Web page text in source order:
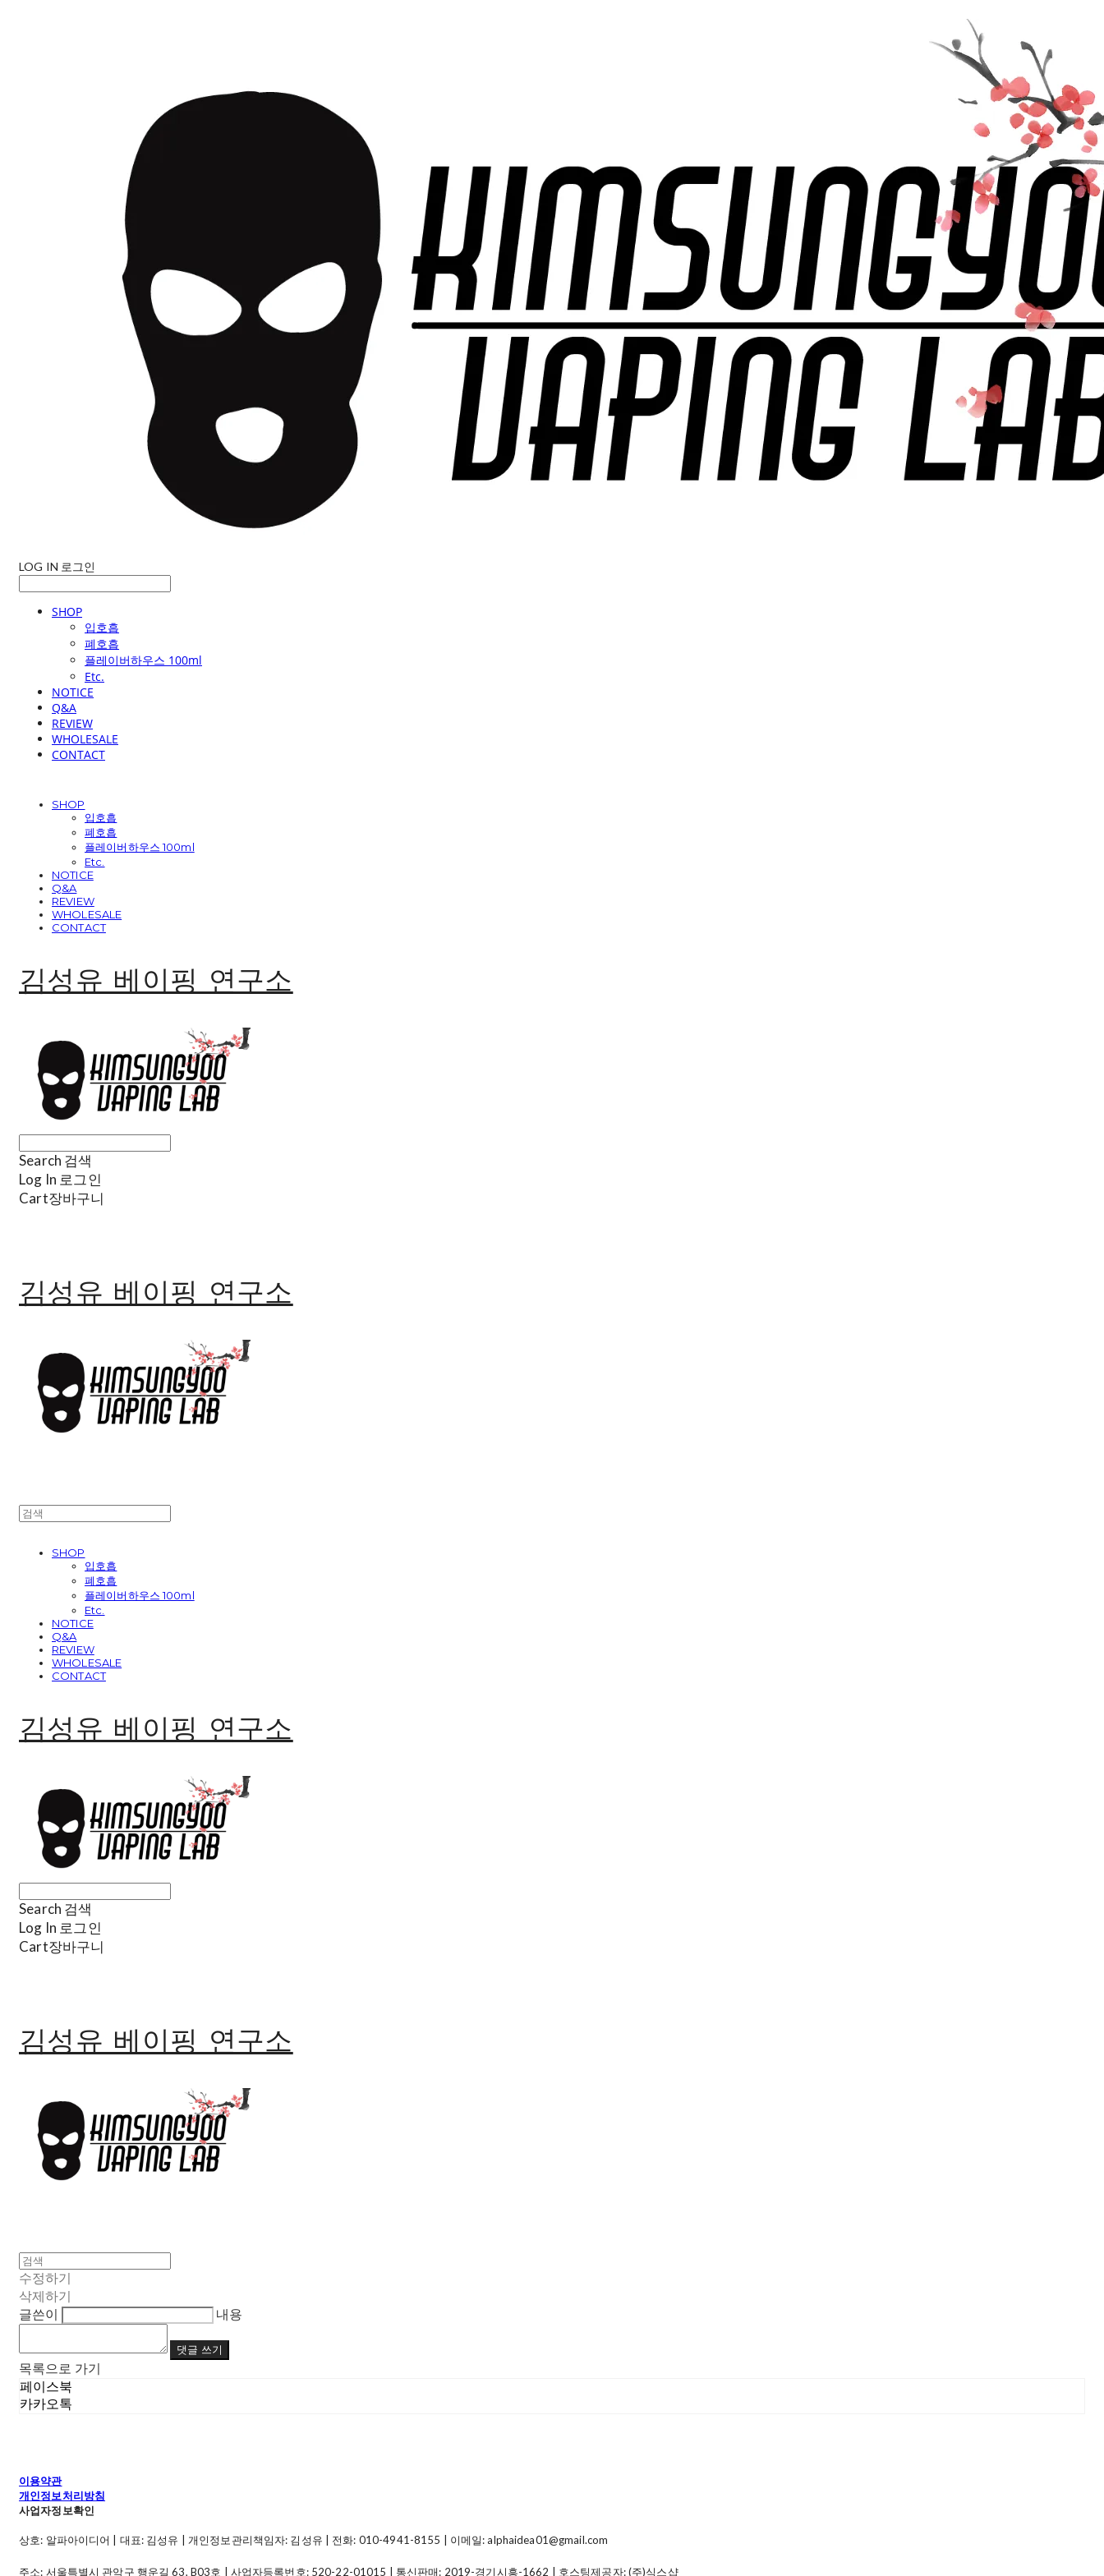
LOG IN 로그인
SHOP
입호흡
폐호흡
플레이버하우스 100ml
Etc.
NOTICE
Q&A
REVIEW
WHOLESALE
CONTACT
SHOP
입호흡
폐호흡
플레이버하우스 100ml
Etc.
NOTICE
Q&A
REVIEW
WHOLESALE
CONTACT
김성유 베이핑 연구소
Search 검색
Log In 로그인
Cart장바구니
김성유 베이핑 연구소
SHOP
입호흡
폐호흡
플레이버하우스 100ml
Etc.
NOTICE
Q&A
REVIEW
WHOLESALE
CONTACT
김성유 베이핑 연구소
Search 검색
Log In 로그인
Cart장바구니
김성유 베이핑 연구소
수정하기
삭제하기
글쓴이
내용
댓글 쓰기
목록으로 가기
페이스북
카카오톡
이용약관
개인정보처리방침
사업자정보확인
상호: 알파아이디어 | 대표: 김성유 | 개인정보관리책임자: 김성유 | 전화: 010-4941-8155 | 이메일: alphaidea01@gmail.com
주소: 서울특별시 관악구 행운길 63, B03호 | 사업자등록번호: 520-22-01015 | 통신판매: 2019-경기시흥-1662 | 호스팅제공자: (주)식스샵